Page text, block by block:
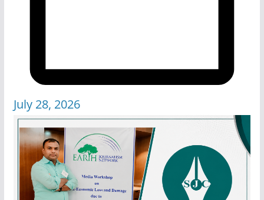
July 28, 2026